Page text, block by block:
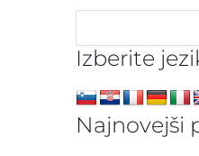
Izberite
Najnovejši